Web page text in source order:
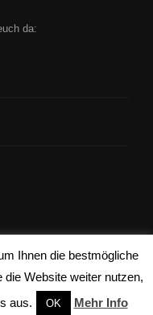
da:
-clicdesign ag
Ihnen die bestmögliche
die Website weiter nutzen,
aus.
OK Mehr Info